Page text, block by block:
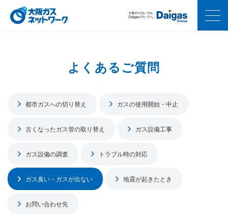
よくあるご質問
都市ガスへの切り替え ガスの使用開始・中止
古くなったガス管の取り替え ガス設備工事
ガス設備の調査 トラブル時の対応
ガス臭い・ガスが出ない 地震が起きたとき
お問い合わせ先